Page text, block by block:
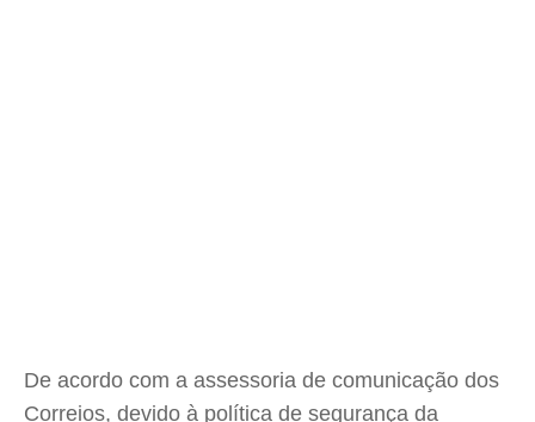
De acordo com a assessoria de comunicação dos
Correios, devido à política de segurança da